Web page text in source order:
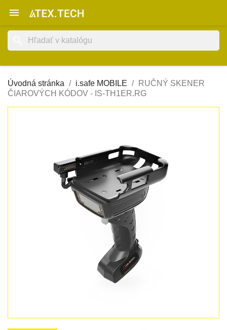

Úvodná stránka i.safe MOBILE
RUČNÝ SKENER
ČIAROVÝCH KÓDOV - IS-TH1ER.RG